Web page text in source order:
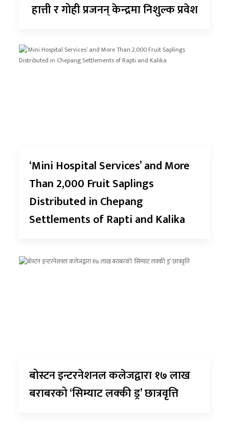
हात्ती र गोही प्रजनन् केन्द्रमा निशुल्क प्रवेश
‘Mini Hospital Services’ and More
Than 2,000 Fruit Saplings
Distributed in Chepang
Settlements of Rapti and Kalika
बोस्टन इन्टरनेशनल कलेजद्वारा १७ लाख
बराबरको ‘सिम्याट लक्की ड्र’ छात्रवृत्ति